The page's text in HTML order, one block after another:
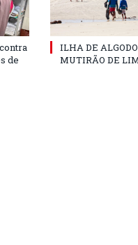
de
ILHA DE
MUTIRÃO DE